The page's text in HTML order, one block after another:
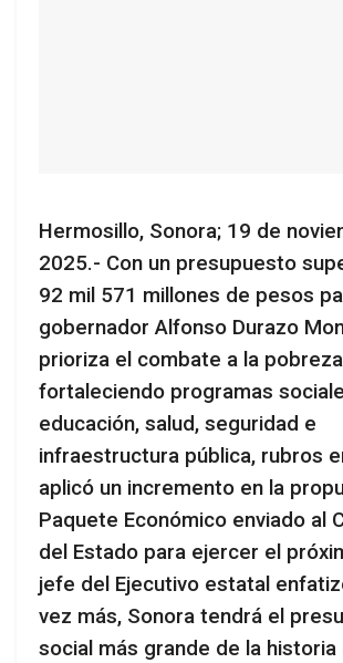
Hermosillo, Sonora; 19 de
2025.- Con un presupuesto
92 mil 571 millones de pesos
gobernador Alfonso Durazo
prioriza el combate a la pobreza
fortaleciendo programas
educación, salud, seguridad e
infraestructura pública, rubros
aplicó un incremento en la
Paquete Económico enviado al
del Estado para ejercer el
jefe del Ejecutivo estatal
vez más, Sonora tendrá el
social más grande de la historia